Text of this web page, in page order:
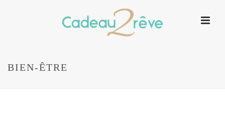
BIEN-ÊTRE